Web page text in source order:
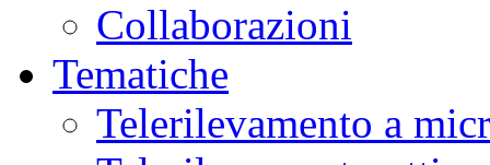
Collaborazioni
Tematiche
Telerilevamento a